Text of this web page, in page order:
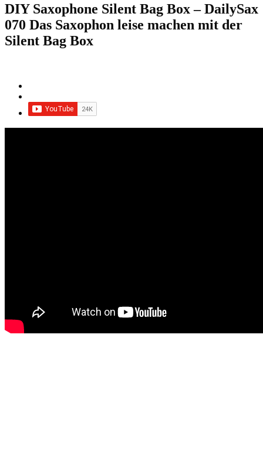
DIY Saxophone Silent Bag Box – DailySax
070 Das Saxophon leise machen mit der
Silent Bag Box